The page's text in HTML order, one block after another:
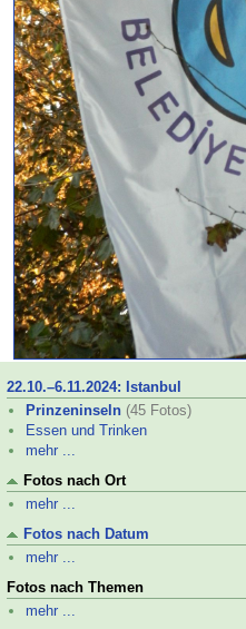
22.10.–6.11.2024: Istanbul
Prinzeninseln (45 Fotos)
Essen und Trinken
mehr ...
Fotos nach Ort
mehr ...
Fotos nach Datum
mehr ...
Fotos nach Themen
mehr ...